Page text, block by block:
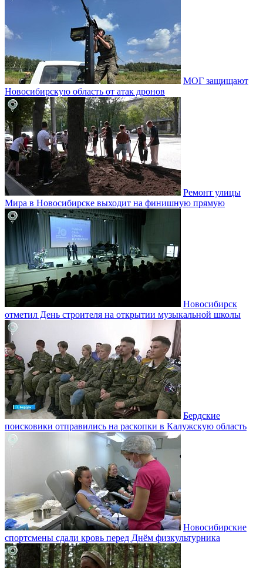
МОГ защищают
Новосибирскую область от атак дронов
Ремонт улицы
Мира в Новосибирске выходит на финишную прямую
Новосибирск
отметил День строителя на открытии музыкальной школы
Бердские
поисковики отправились на раскопки в Калужскую область
Новосибирские
спортсмены сдали кровь перед Днём физкультурника